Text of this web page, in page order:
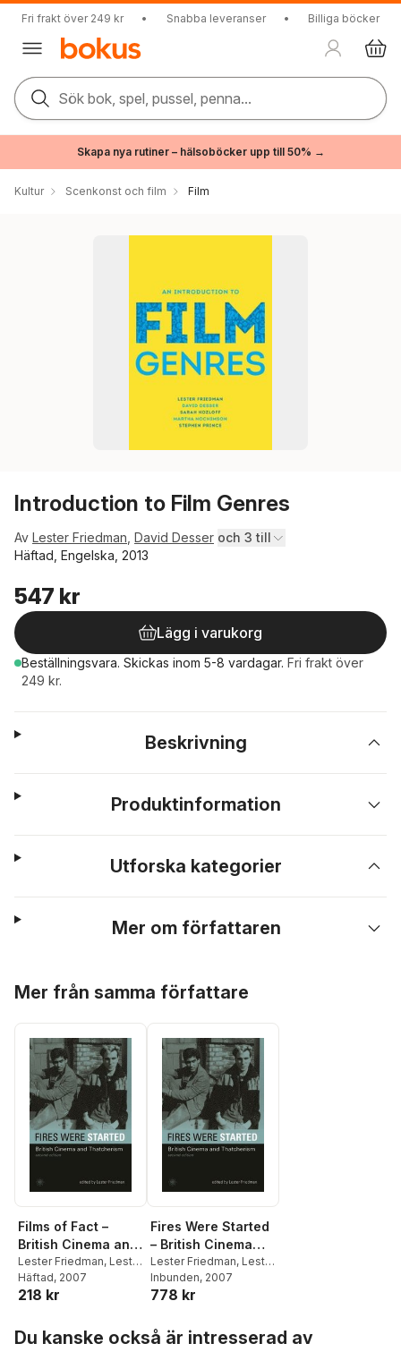
Fri frakt över 249 kr • Snabba leveranser • Billiga böcker
Sök bok, spel, pussel, penna...
Skapa nya rutiner – hälsoböcker upp till 50% →
Kultur Scenkonst och film Film
Introduction to Film Genres
Av Lester Friedman David Desser och 3 till
Häftad, Engelska, 2013
547 kr
Lägg i varukorg
Beställningsvara. Skickas inom 5-8 vardagar. Fri frakt över
249 kr.
Beskrivning
Produktinformation
Utforska kategorier
Mer om författaren
Mer från samma författare
Films of Fact –
British Cinema and
Thatcherism
Lester Friedman, Lester
Friedman
Häftad, 2007
218 kr
Fires Were Started
– British Cinema
and Thatcherism
2e
Lester Friedman, Lester
Friedman
Inbunden, 2007
778 kr
Du kanske också är intresserad av